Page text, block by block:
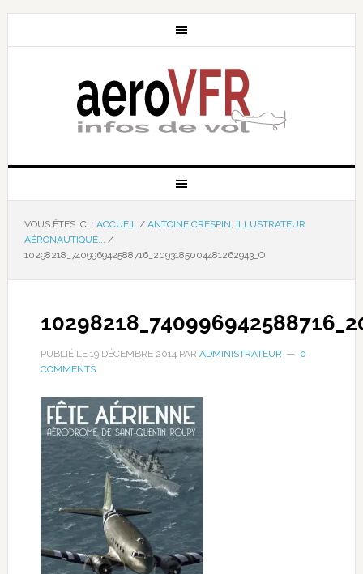
VOUS ÊTES ICI : ACCUEIL / ANTOINE CRESPIN, ILLUSTRATEUR
AÉRONAUTIQUE... /
10298218_740996942588716_2093185004481262943_O
PUBLIÉ LE 19 DÉCEMBRE 2014PAR ADMINISTRATEUR
0
COMMENTS